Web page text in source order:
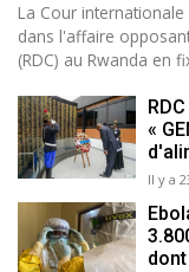
La Cour internationale
dans l'affaire
(RDC) au Rwanda en
«
Il y a